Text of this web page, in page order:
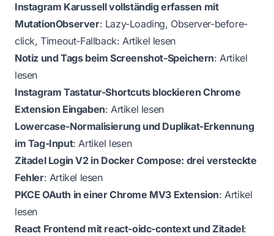
Instagram Karussell vollständig erfassen mit
MutationObserver: Lazy-Loading, Observer-before-
click, Timeout-Fallback:Artikel lesen
Notiz und Tags beim Screenshot-Speichern:Artikel
lesen
Instagram Tastatur-Shortcuts blockieren Chrome
Extension Eingaben:Artikel lesen
Lowercase-Normalisierung und Duplikat-Erkennung
im Tag-Input:Artikel lesen
Zitadel Login V2 in Docker Compose: drei versteckte
Fehler: Artikel lesen
PKCE OAuth in einer Chrome MV3 Extension:Artikel
lesen
React Frontend mit react-oidc-context und Zitadel: